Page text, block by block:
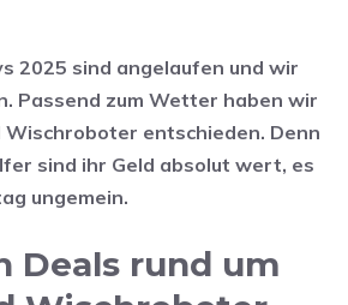
2025 sind angelaufen und wir
Passend zum Wetter haben wir
Wischroboter entschieden. Denn
sind ihr Geld absolut wert, es
ungemein.
Deals rund um